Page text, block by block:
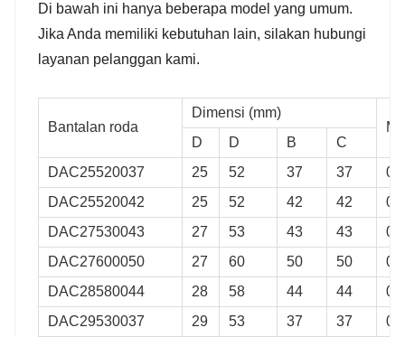
Di bawah ini hanya beberapa model yang umum.
Jika Anda memiliki kebutuhan lain, silakan hubungi
layanan pelanggan kami.
Bantalan roda
Dimensi (mm)
D
D B
C
DAC25520037
25 52 37 37
DAC25520042
25 52 42 42
DAC27530043
27 53 43 43
DAC27600050
27 60 50 50
DAC28580044
28 58 44 44
DAC29530037
29 53 37 37
VKBA1333
510082
VKBA3455
510086
VKBA3661
510092
510093
VKBA3614
510095
VKBA3676
510100
VKBA 3680
510037
VKBA 3613
510038
VKBA3639
516004
VKBA3648
516005